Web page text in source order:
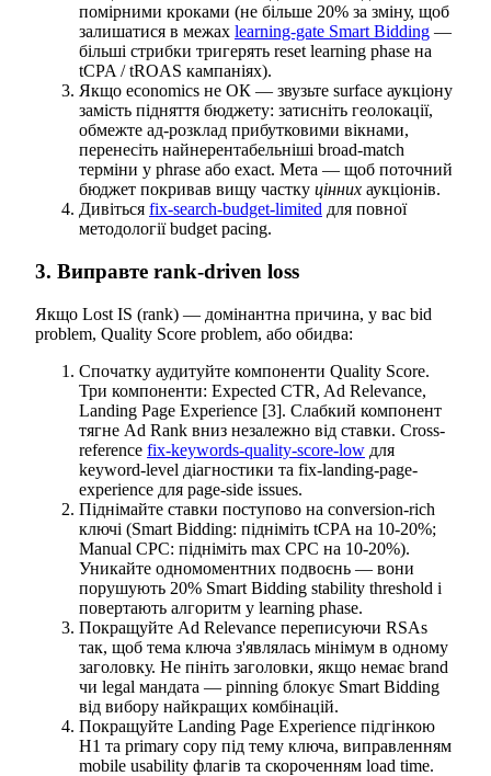
помірними кроками (не більше 20% за зміну, щоб
залишатися в межах learning-gate Smart Bidding —
більші стрибки тригерять reset learning phase на
tCPA / tROAS кампаніях).
Якщо economics не ОК — звузьте surface аукціону
замість підняття бюджету: затисніть геолокації,
обмежте ад-розклад прибутковими вікнами,
перенесіть найнерентабельніші broad-match
терміни у phrase або exact. Мета — щоб поточний
бюджет покривав вищу частку цінних аукціонів.
Дивіться fix-search-budget-limited для повної
методології budget pacing.
3. Виправте rank-driven loss
Якщо Lost IS (rank) — домінантна причина, у вас bid
problem, Quality Score problem, або обидва:
Спочатку аудитуйте компоненти Quality Score.
Три компоненти: Expected CTR, Ad Relevance,
Landing Page Experience [3]. Слабкий компонент
тягне Ad Rank вниз незалежно від ставки. Cross-
reference fix-keywords-quality-score-low для
keyword-level діагностики та fix-landing-page-
experience для page-side issues.
Піднімайте ставки поступово на conversion-rich
ключі (Smart Bidding: підніміть tCPA на 10-20%;
Manual CPC: підніміть max CPC на 10-20%).
Уникайте одномоментних подвоєнь — вони
порушують 20% Smart Bidding stability threshold і
повертають алгоритм у learning phase.
Покращуйте Ad Relevance переписуючи RSAs
так, щоб тема ключа з'являлась мінімум в одному
заголовку. Не пініть заголовки, якщо немає brand
чи legal мандата — pinning блокує Smart Bidding
від вибору найкращих комбінацій.
Покращуйте Landing Page Experience підгінкою
H1 та primary copy під тему ключа, виправленням
mobile usability флагів та скороченням load time.